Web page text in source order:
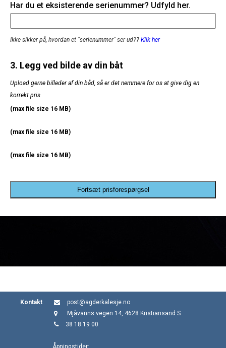
Har du et eksisterende serienummer? Udfyld her.
Ikke sikker på, hvordan et "serienummer" ser ud?? Klik her
3. Legg ved bilde av din båt
Upload gerne billeder af din båd, så er det nemmere for os at give dig en
korrekt pris
(max file size 16 MB)
(max file size 16 MB)
(max file size 16 MB)
Fortsæt prisforespørgsel
Kontakt
post@agderkalesje.no
Mjåvanns vegen 14, 4628 Kristiansand S
38 18 19 00
Åpningstider: